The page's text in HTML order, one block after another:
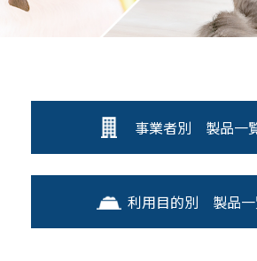
事業者別 製品一
利用目的別 製品